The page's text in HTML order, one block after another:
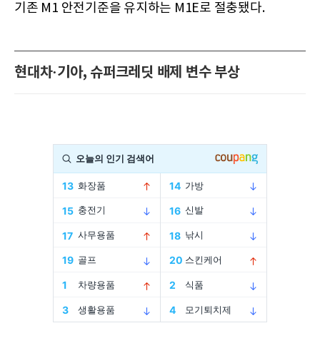
기존 M1 안전기준을 유지하는 M1E로 절충됐다.
현대차·기아, 슈퍼크레딧 배제 변수 부상